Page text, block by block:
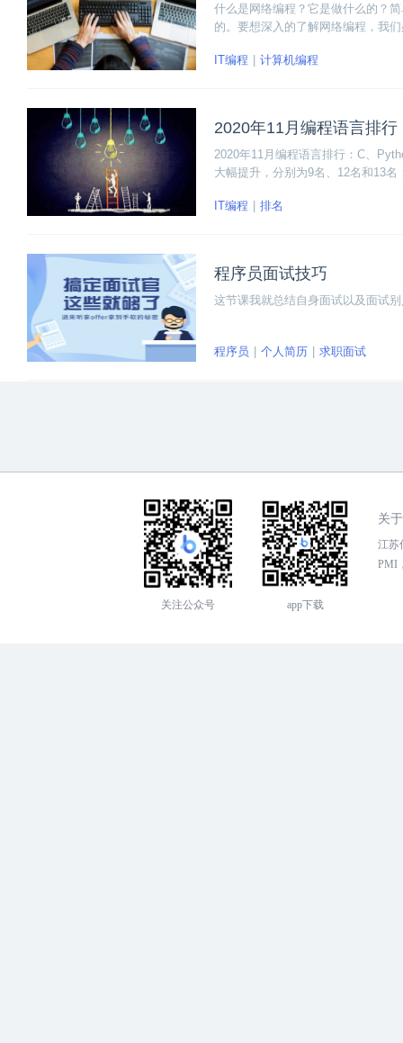
什么是网络编程？它是做什么的？
的。要想深入的了解网络编程，我
IT编程
计算机编程
2020年11月编程语言排
2020年11月编程语言排行：C、
大幅提升，分别为9名、12名和13
IT编程
排名
程序员面试技巧
这节课我就总结自身面试以及面试
程序员 个人简历 求职面试
关注公众号 app下载
关
江苏
PMI